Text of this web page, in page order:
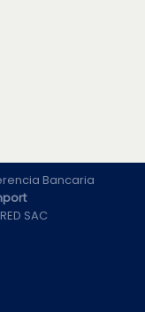
Bancaria
SAC